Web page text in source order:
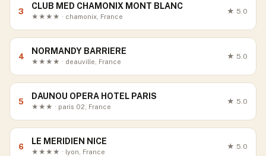
3
CLUB MED CHAMONIX MONT BLANC
★★★★ · chamonix, France
★ 5.0
4
NORMANDY BARRIERE
★★★★ · deauville, France
★ 5.0
5
DAUNOU OPERA HOTEL PARIS
★★★ · paris 02, France
★ 5.0
6
LE MERIDIEN NICE
★★★★ · lyon, France
★ 5.0